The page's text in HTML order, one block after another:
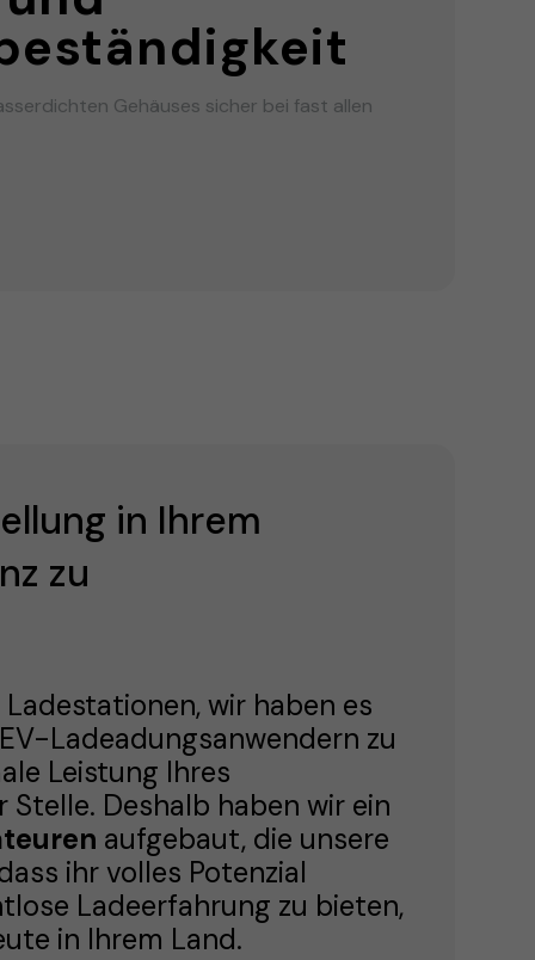
Gehäuses sicher bei fast allen
in Ihrem
zu
wir haben es
Ladeadungsanwendern zu
Leistung Ihres
Deshalb haben wir ein
aufgebaut, die unsere
ihr volles Potenzial
Ladeerfahrung zu bieten,
in Ihrem Land.